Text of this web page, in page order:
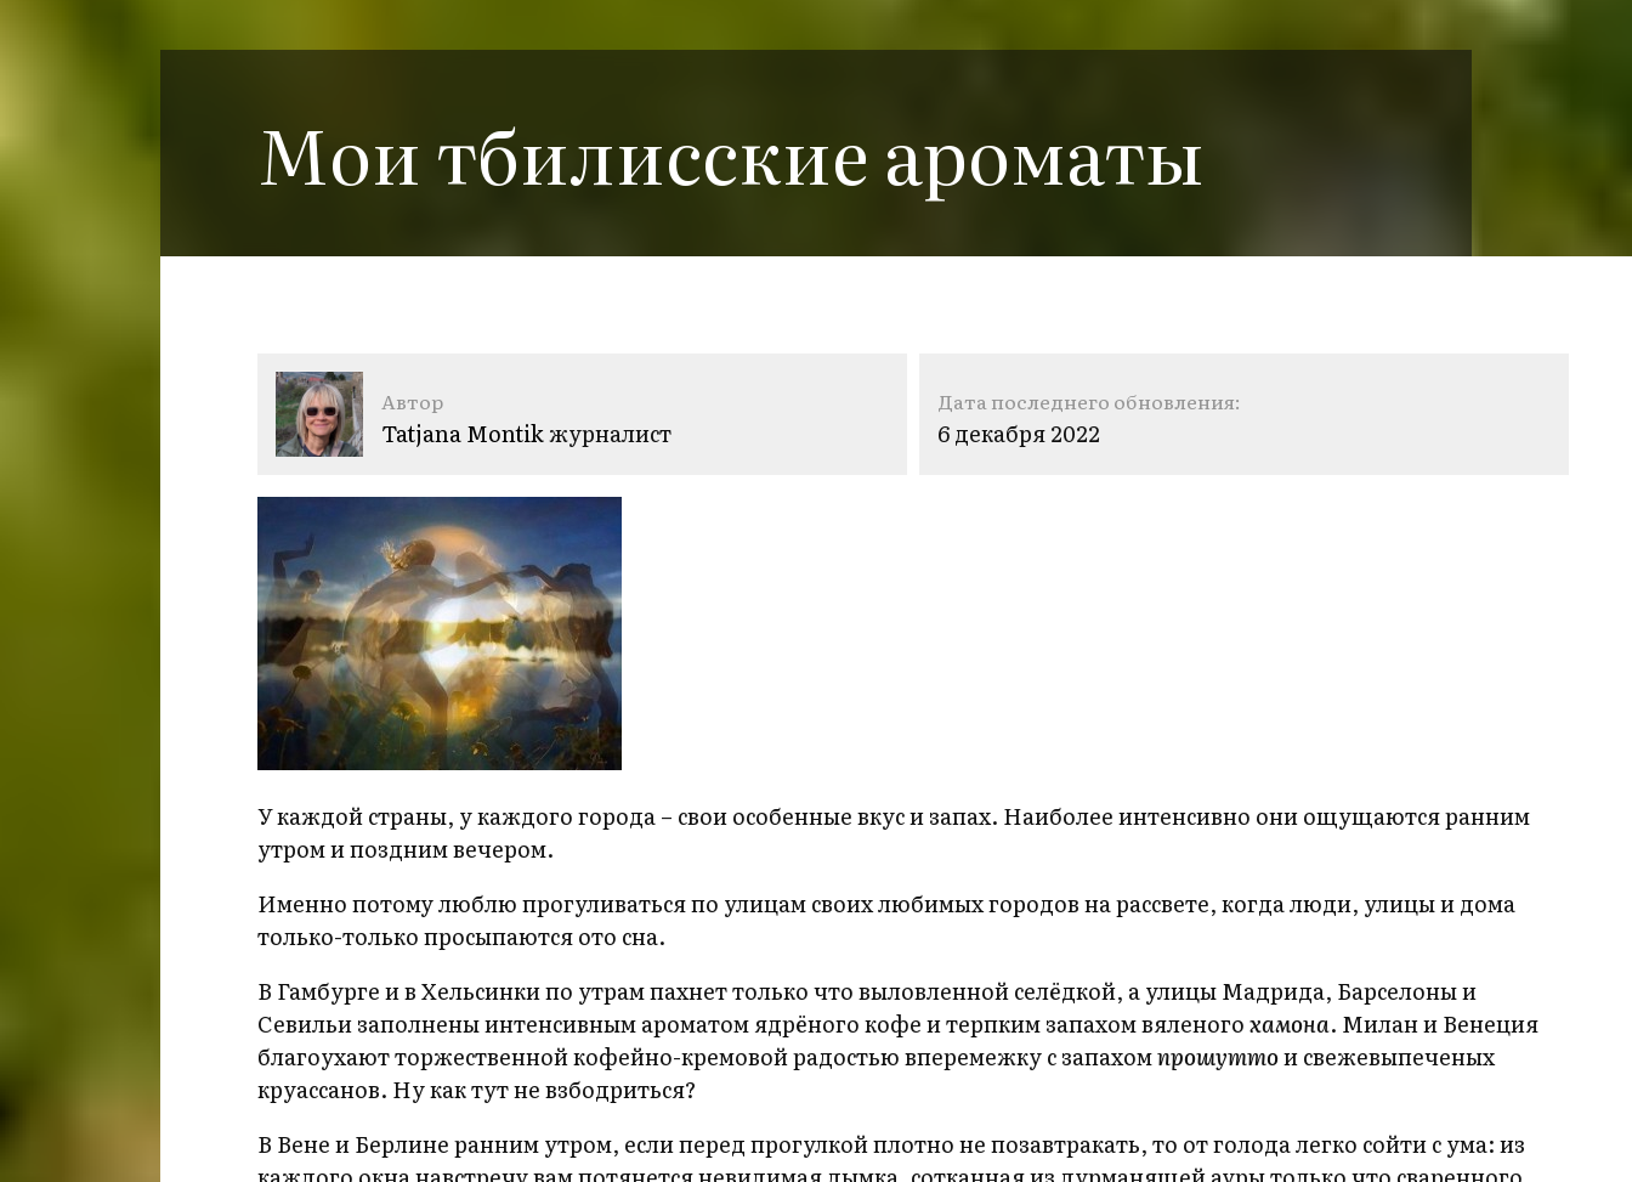
Мои тбилисские ароматы
Автор
Tatjana Montikжурналист
Дата последнего обновления:
6 декабря 2022
У каждой страны, у каждого города – свои особенные вкус и запах. Наиболее интенсивно они ощущаются ранним
утром и поздним вечером.
Именно потому люблю прогуливаться по улицам своих любимых городов на рассвете, когда люди, улицы и дома
только-только просыпаются ото сна.
В Гамбурге и в Хельсинки по утрам пахнет только что выловленной селёдкой, а улицы Мадрида, Барселоны и
Севильи заполнены интенсивным ароматом ядрёного кофе и терпким запахом вяленогохамона. Милан и Венеция
благоухают торжественной кофейно-кремовой радостью вперемежку с запахомпрошуттои свежевыпеченых
круассанов. Ну как тут не взбодриться?
В Вене и Берлине ранним утром, если перед прогулкой плотно не позавтракать, то от голода легко сойти с ума: из